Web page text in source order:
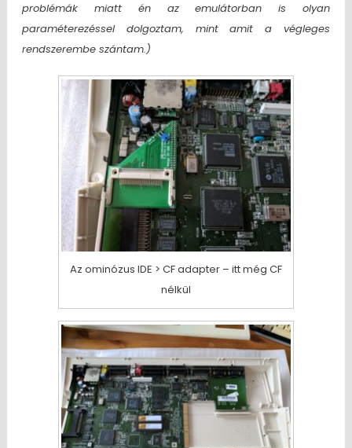
problémák miatt én az emulátorban is olyan
paraméterezéssel dolgoztam, mint amit a végleges
rendszerembe szántam.)
Az ominózus IDE > CF adapter – itt még CF
nélkül